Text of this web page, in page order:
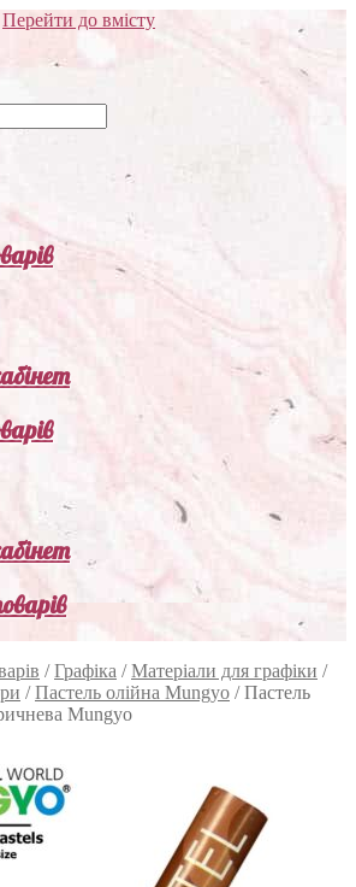
Перейти до вмісту
/Графіка /Матеріали для графіки /
/Пастель олійна Mungyo /Пастель
Mungyo